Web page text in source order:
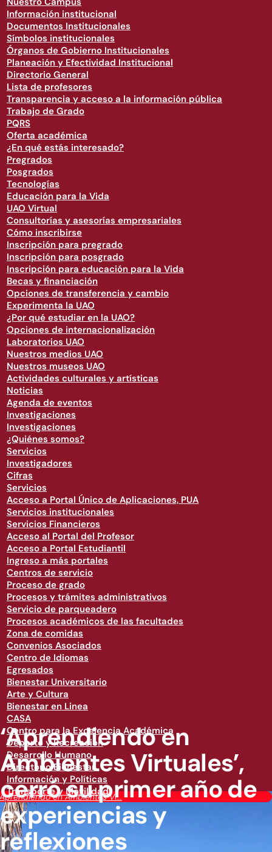
Información institucional
Documentos Institucionales
Símbolos institucionales
Órganos de Gobierno Institucionales
Planeación y Efectividad Institucional
Directorio General
Lista de profesores
Transparencia y acceso a la información pública
Trabajo de Grado
PQRS
Oferta académica
¿En qué estás interesado?
Pregrados
Posgrados
Tecnologías
Educación para la Vida
UAO Virtual
Consultorías y asesorías empresariales
Cómo inscribirse
Inscripción para pregrado
Inscripción para posgrado
Inscripción para educación para la Vida
Becas y financiación
Opciones de transferencia y cambio
Experimenta la UAO
¿Por qué estudiar en la UAO?
Opciones de internacionalización
Laboratorios UAO
Nuestros medios UAO
Nuestros museos UAO
Actividades culturales y artísticas
Noticias
Agenda de eventos
Investigaciones
Investigaciones
¿Quiénes somos?
Servicios
Investigadores
Cifras
Servicios
Acceso a Portal Único de Aplicaciones, PUA
Servicios institucionales
Servicios Financieros
Acceso al Portal del Profesor
Acceso a Portal Estudiantil
Ingreso a más portales
Centros de servicio
Proceso de grado
Procesos y trámites administrativos
Servicio de parqueadero
Procesos académicos de las facultades
Zona de comidas
Convenios Asociados
Centro de Idiomas
Egresados
Bienestar Universitario
Arte y Cultura
Bienestar en Linea
CASA
Centro para la Excelencia Académica
Deporte y Recreación
Desarrollo Humano
Directorio Bienestar
Información y Políticas
Transporte y Movilidad
en Ambientes Vi...
‘Aprendiendo en
Ambientes Virtuales’,
cerró su primer año de
experiencias y
reflexiones